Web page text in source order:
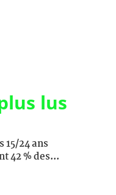
lus
15/24 ans
42 % des...